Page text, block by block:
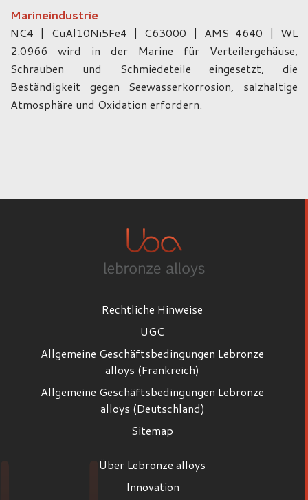
Marineindustrie
NC4 | CuAl10Ni5Fe4 | C63000 | AMS 4640 | WL
2.0966 wird in der Marine für Verteilergehäuse,
Schrauben und Schmiedeteile eingesetzt, die
Beständigkeit gegen Seewasserkorrosion, salzhaltige
Atmosphäre und Oxidation erfordern.
Rechtliche Hinweise
UGC
Allgemeine Geschäftsbedingungen Lebronze
alloys (Frankreich)
Allgemeine Geschäftsbedingungen Lebronze
alloys (Deutschland)
Sitemap
Über Lebronze alloys
Innovation